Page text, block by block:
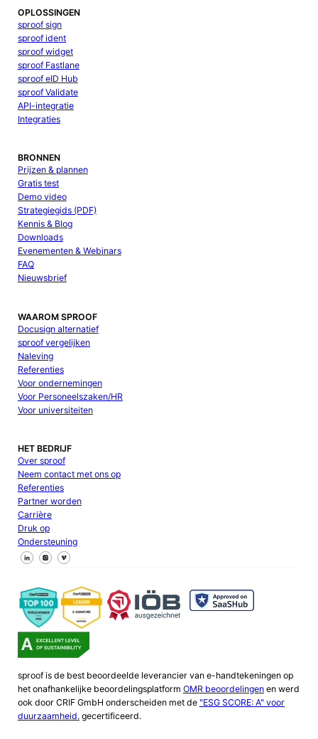
OPLOSSINGEN
sproof sign
sproof ident
sproof widget
sproof Fastlane
sproof eID Hub
sproof Validate
API-integratie
Integraties
BRONNEN
Prijzen & plannen
Gratis test
Demo video
Strategiegids (PDF)
Kennis & Blog
Downloads
Evenementen & Webinars
FAQ
Nieuwsbrief
WAAROM SPROOF
Docusign alternatief
sproof vergelijken
Naleving
Referenties
Voor ondernemingen
Voor Personeelszaken/HR
Voor universiteiten
HET BEDRIJF
Over sproof
Neem contact met ons op
Referenties
Partner worden
Carrière
Druk op
Ondersteuning
Volg ons op Facebook
Volg ons op X
Volg ons op LinkedIn
sproof is de best beoordeelde leverancier van e-handtekeningen op
het onafhankelijke beoordelingsplatform OMR beoordelingenen werd
ook door CRIF GmbH onderscheiden met de "ESG SCORE: A" voor
duurzaamheid.gecertificeerd.